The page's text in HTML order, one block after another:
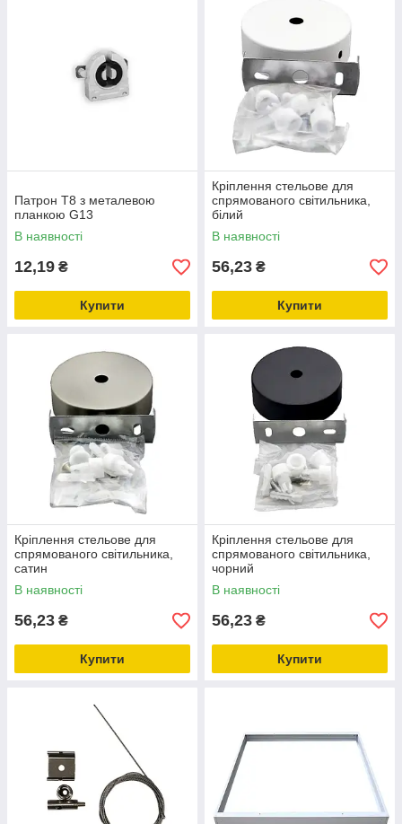
Патрон Т8 з металевою
планкою G13
В наявності
12,19 ₴
Купити
Кріплення стельове для
спрямованого світильника,
білий
В наявності
56,23 ₴
Купити
Кріплення стельове для
спрямованого світильника,
сатин
В наявності
56,23 ₴
Купити
Кріплення стельове для
спрямованого світильника,
чорний
В наявності
56,23 ₴
Купити